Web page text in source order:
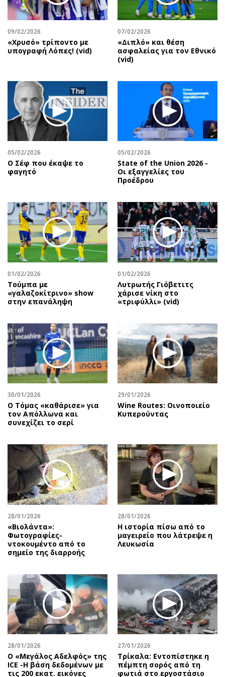
Περιβάλλον
Ελλάδα
Κόσμος
Παράξενα
Θέατρο-Χορός
Μουσική
Εικαστικά
Βιβλίο
Χειρόγραφα
Ταξίδια
Συνταγές
Έξοδος
Media
Εκπομπές
Προσφορές
Προσωπικότητες στην ''Κ''
Επιστολές
09/02/2026
«Χρυσό» τρίποντο με
υπογραφή Λόπες! (vid)
07/02/2026
«Διπλό» και θέση
ασφαλείας για τον Εθνικό
(vid)
05/02/2026
Ο Σέφ που έκαψε το
φαγητό
05/02/2026
State of the Union 2026 -
Οι εξαγγελίες του
Προέδρου
01/02/2026
Τούμπα με
«γαλαζοκίτρινο» show
στην επανάληψη
01/02/2026
Λυτρωτής Γιόβετιτς
χάρισε νίκη στο
«τριφύλλι» (vid)
30/01/2026
Ο Τόμας «καθάρισε» για
τον Απόλλωνα και
συνεχίζει το σερί
29/01/2026
Wine Routes: Οινοποιείο
Κυπερούντας
28/01/2026
«Βιολάντα»:
Φωτογραφίες-
ντοκουμέντο από το
σημείο της διαρροής
28/01/2026
Η ιστορία πίσω από το
μαγειρείο που λάτρεψε η
Λευκωσία
28/01/2026
Ο «Μεγάλος Αδελφός» της
ICE -Η βάση δεδομένων με
τις 200 εκατ. εικόνες
27/01/2026
Τρίκαλα: Εντοπίστηκε η
πέμπτη σορός από τη
φωτιά στο εργοστάσιο